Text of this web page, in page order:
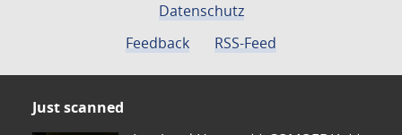
Datenschutz
Feedback
RSS-Feed
Just scanned